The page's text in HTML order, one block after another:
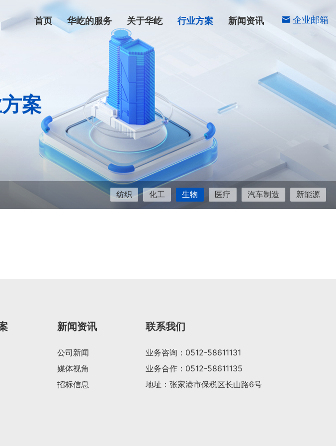
企业邮箱
首页 华屹的服务 关于华屹 行业方案 新闻资讯
案
纺织 化工 生物 医疗 汽车制造 新能源
新闻资讯
公司新闻
媒体视角
招标信息
联系我们
业务咨询： 0512-58611131
业务合作： 0512-58611135
地址：张家港市保税区长山路6号